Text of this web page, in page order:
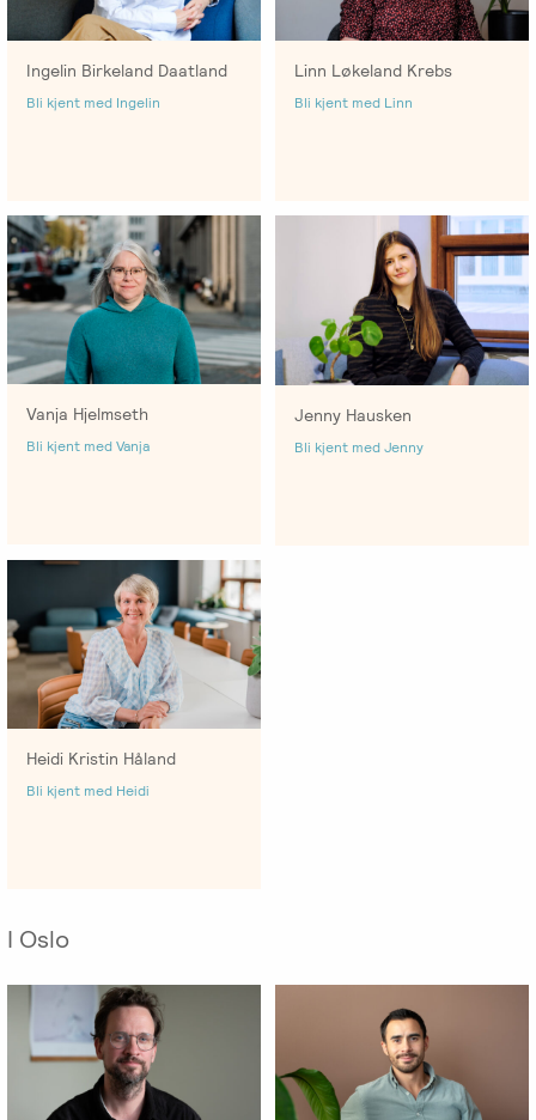
Ingelin Birkeland Daatland
Bli kjent med Ingelin
Linn Løkeland Krebs
Bli kjent med Linn
Vanja Hjelmseth
Bli kjent med Vanja
Jenny Hausken
Bli kjent med Jenny
Heidi Kristin Håland
Bli kjent med Heidi
I Oslo